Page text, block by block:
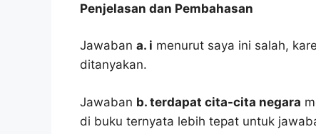
Penjelasan dan Pembahasan
Jawaban a. i menurut saya ini salah,
ditanyakan.
Jawaban b. terdapat cita-cita negara
di buku ternyata lebih tepat untuk